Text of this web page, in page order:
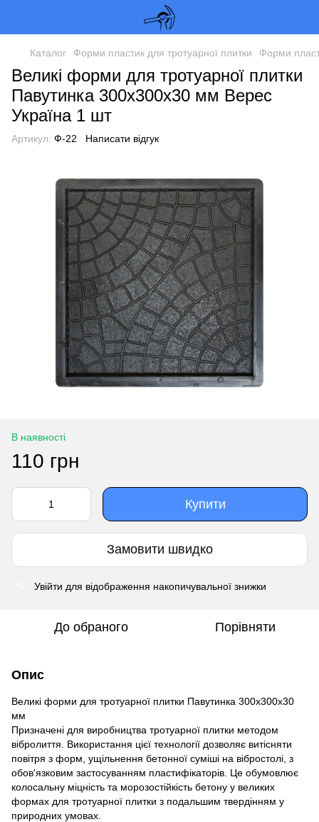
Каталог Форми пластик для тротуарної плитки Форми
Великі форми для тротуарної плитки
Павутинка 300х300х30 мм Верес
Україна 1 шт
Артикул: Ф-22 Написати відгук
В наявності
110 грн
Купити
Замовити швидко
Увійти для відображення накопичувальної знижки
До обраного Порівняти
Опис
Великі форми для тротуарної плитки Павутинка 300х300х30
мм
Призначені для виробництва тротуарної плитки методом
вібролиття. Використання цієї технології дозволяє витісняти
повітря з форм, ущільнення бетонної суміші на вібростолі, з
обов'язковим застосуванням пластифікаторів. Це обумовлює
колосальну міцність та морозостійкість бетону у великих
формах для тротуарної плитки з подальшим твердінням у
природних умовах.